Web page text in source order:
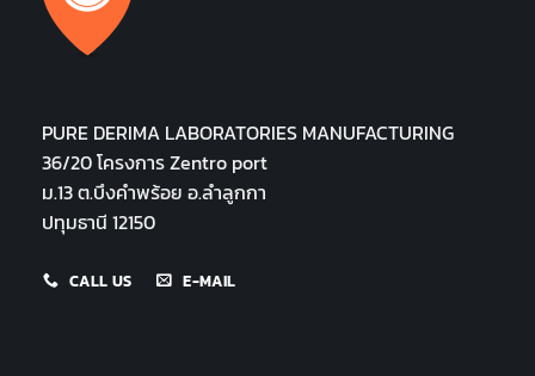
PURE DERIMA LABORATORIES MANUFACTURING
36/20 โครงการ Zentro port
ม.13 ต.บึงคำพร้อย อ.ลำลูกกา
ปทุมธานี 12150
CALL US E-MAIL